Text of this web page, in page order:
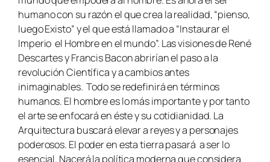
humano con su razón el que crea la realidad, “pienso,
luego Existo” y el que está llamado a “Instaurar el
Imperio el Hombre en el mundo”. Las visiones de René
Descartes y Francis Bacon abrirían el paso a la
revolución Científica y a cambios antes
inimaginables. Todo se redefinirá en términos
humanos. El hombre es lo más importante y por tanto
el arte se enfocará en éste y su cotidianidad. La
Arquitectura buscará elevar a reyes y a personajes
poderosos. El poder en esta tierra pasará a ser lo
esencial. Nacerá la política moderna que considera